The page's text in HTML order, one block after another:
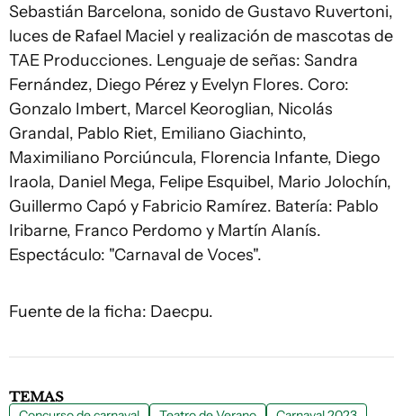
Sebastián Barcelona, sonido de Gustavo Ruvertoni,
luces de Rafael Maciel y realización de mascotas de
TAE Producciones. Lenguaje de señas: Sandra
Fernández, Diego Pérez y Evelyn Flores. Coro:
Gonzalo Imbert, Marcel Keoroglian, Nicolás
Grandal, Pablo Riet, Emiliano Giachinto,
Maximiliano Porciúncula, Florencia Infante, Diego
Iraola, Daniel Mega, Felipe Esquibel, Mario Jolochín,
Guillermo Capó y Fabricio Ramírez. Batería: Pablo
Iribarne, Franco Perdomo y Martín Alanís.
Espectáculo: "Carnaval de Voces".
Fuente de la ficha: Daecpu.
TEMAS